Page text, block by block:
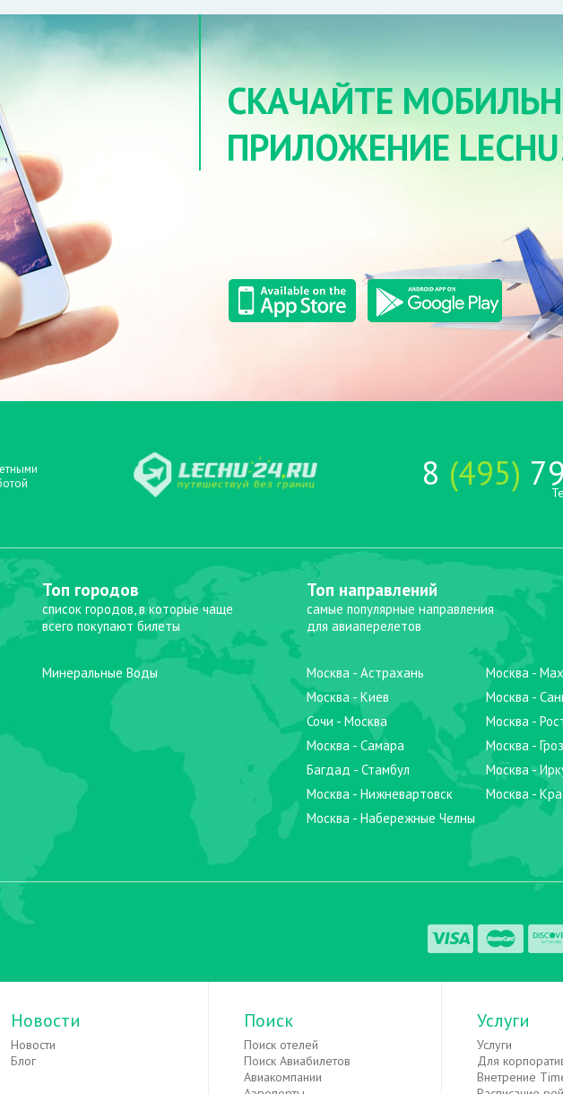
СКАЧАЙТЕ
ПРИЛОЖЕНИЕ
8 (495)
Топ городов
список городов, в которые чаще
всего покупают билеты
Минеральные Воды
Топ направлений
самые популярные направления
для авиаперелетов
Москва - Астрахань
Москва -
Москва - Киев
Москва -
Сочи - Москва
Москва -
Москва - Самара
Москва -
Багдад - Стамбул
Москва -
Москва - Нижневартовск
Москва -
Москва - Набережные Челны
Новости
Новости
Блог
Поиск
Поиск отелей
Поиск Авиабилетов
Авиакомпании
Услуги
Услуги
Для
Внетрение